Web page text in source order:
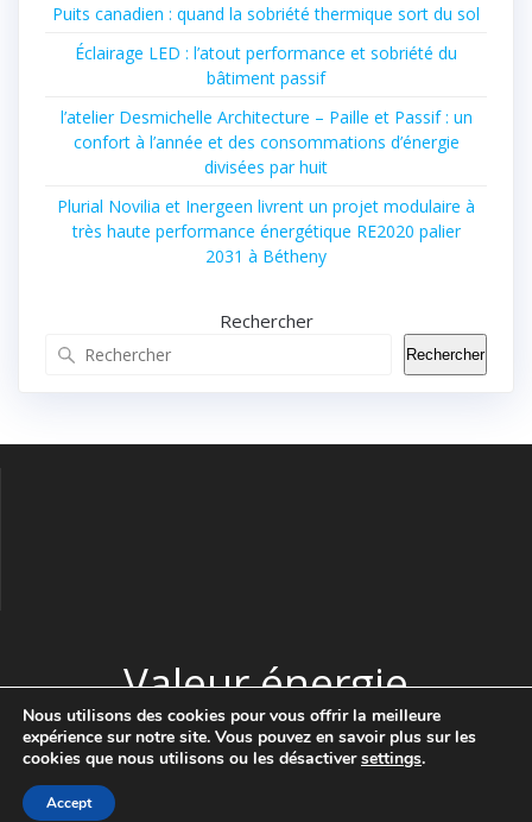
Puits canadien : quand la sobriété thermique sort du sol
Éclairage LED : l’atout performance et sobriété du
bâtiment passif
l’atelier Desmichelle Architecture – Paille et Passif : un
confort à l’année et des consommations d’énergie
divisées par huit
Plurial Novilia et Inergeen livrent un projet modulaire à
très haute performance énergétique RE2020 palier
2031 à Bétheny
Rechercher
Rechercher
Valeur énergie
© 2026 Valeur énergie. Construit avec WordPress et le thème
Highlight Theme
Nous utilisons des cookies pour vous offrir la meilleure
expérience sur notre site. Vous pouvez en savoir plus sur les
cookies que nous utilisons ou les désactiversettings.
Accept